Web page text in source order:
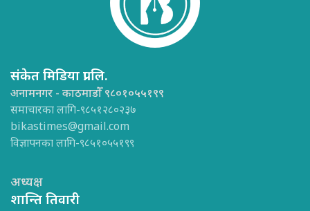
संकेत मिडिया प्रा.लि.
अनामनगर - काठमाडौँ ९८०१०५५१९९
समाचारका लागि-९८५१२८०२३७
bikastimes@gmail.com
विज्ञापनका लागि-९८५१०५५१९९
अध्यक्ष
शान्ति तिवारी